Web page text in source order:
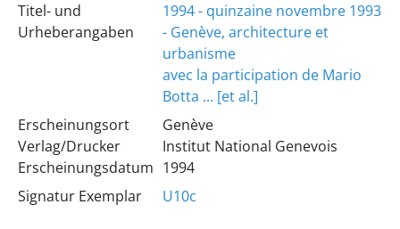
Titel- und
Urheberangaben
1994 - quinzaine novembre 1993
- Genève, architecture et
urbanisme
avec la participation de Mario
Botta ... [et al.]
Erscheinungsort
Verlag/Drucker
Erscheinungsdatum
Genève
Institut National Genevois
1994
Signatur Exemplar
U10c